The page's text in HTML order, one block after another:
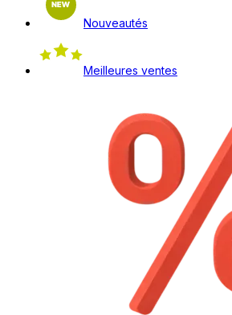
Nouveautés
Meilleures ventes